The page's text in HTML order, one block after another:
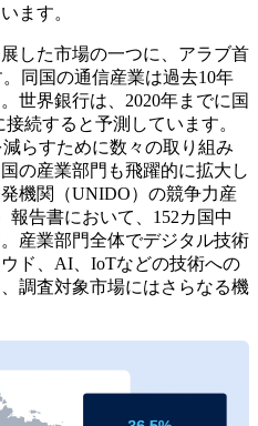
ます。
した市場の一つに、アラブ首
同国の通信産業は過去10年
世界銀行は、2020年までに国
続すると予測しています。
らすために数々の取り組み
の産業部門も飛躍的に拡大し
機関（UNIDO）の競争力産
報告書において、152カ国中
産業部門全体でデジタル技術
ド、AI、IoTなどの技術への
調査対象市場にはさらなる機